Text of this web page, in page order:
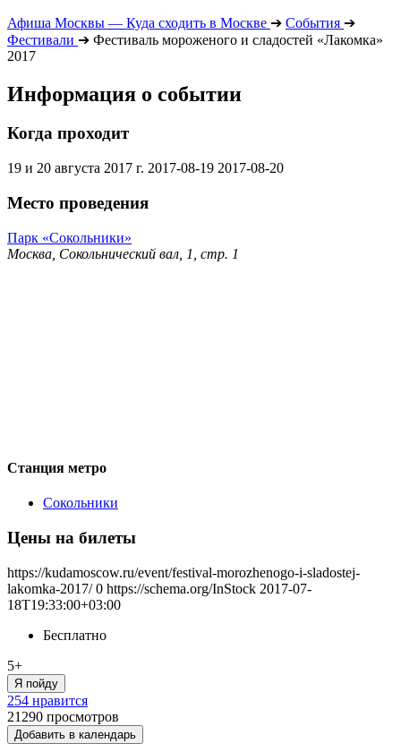
Афиша Москвы — Куда сходить в Москве ➔ События ➔
Фестивали ➔ Фестиваль мороженого и сладостей «Лакомка»
2017
Информация о событии
Когда проходит
19 и 20 августа 2017 г. 2017-08-19 2017-08-20
Место проведения
Парк «Сокольники»
Москва, Сокольнический вал, 1, стр. 1
Станция метро
Сокольники
Цены на билеты
https://kudamoscow.ru/event/festival-morozhenogo-i-sladostej-
lakomka-2017/ 0 https://schema.org/InStock 2017-07-
18T19:33:00+03:00
Бесплатно
5+
Я пойду
254 нравится
21290 просмотров
Добавить в календарь